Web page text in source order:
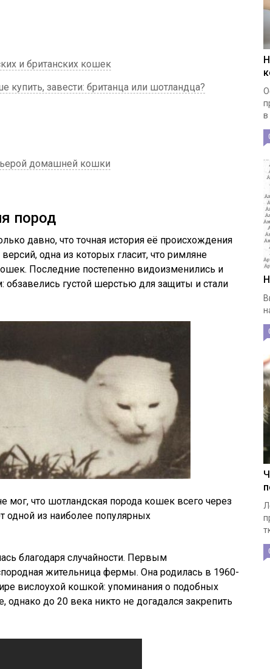
и британских кошек
купить, завести: британца или шотландца?
домашней кошки
пород
давно, что точная история её происхождения
одна из которых гласит, что римляне
Последние постепенно видоизменились и
густой шерстью для защиты и стали
мог, что шотландская порода кошек всего через
одной из наиболее популярных
благодаря случайности. Первым
жительница фермы. Она родилась в 1960-
вислоухой кошкой: упоминания о подобных
до 20 века никто не догадался закрепить
в